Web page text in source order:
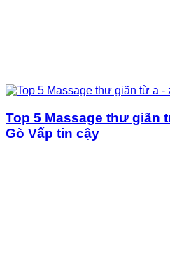
Top 5 Massage thư giãn
Gò Vấp tin cậy